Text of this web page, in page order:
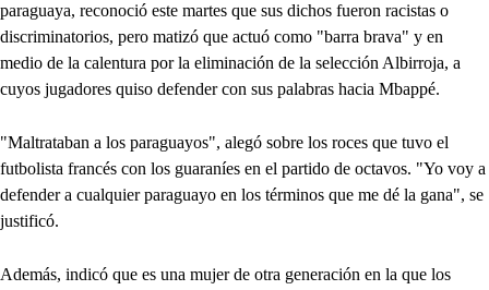
paraguaya, reconoció este martes que sus dichos fueron racistas o
discriminatorios, pero matizó que actuó como "barra brava" y en
medio de la calentura por la eliminación de la selección Albirroja, a
cuyos jugadores quiso defender con sus palabras hacia Mbappé.
"Maltrataban a los paraguayos", alegó sobre los roces que tuvo el
futbolista francés con los guaraníes en el partido de octavos. "Yo voy a
defender a cualquier paraguayo en los términos que me dé la gana", se
justificó.
Además, indicó que es una mujer de otra generación en la que los